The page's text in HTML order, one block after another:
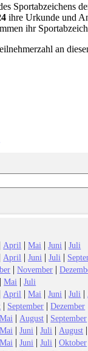
Sportabzeichens
ihre Urkunde und
ihr
an
April |Mai |Juni |Juli
April |Juni |Juli |
|November |
|Mai |Juli
April |Mai |Juni |Juli |
| September |Dezember
Mai | August | September
Mai |Juni |Juli | August |
Mai |Juni |Juli |Oktober